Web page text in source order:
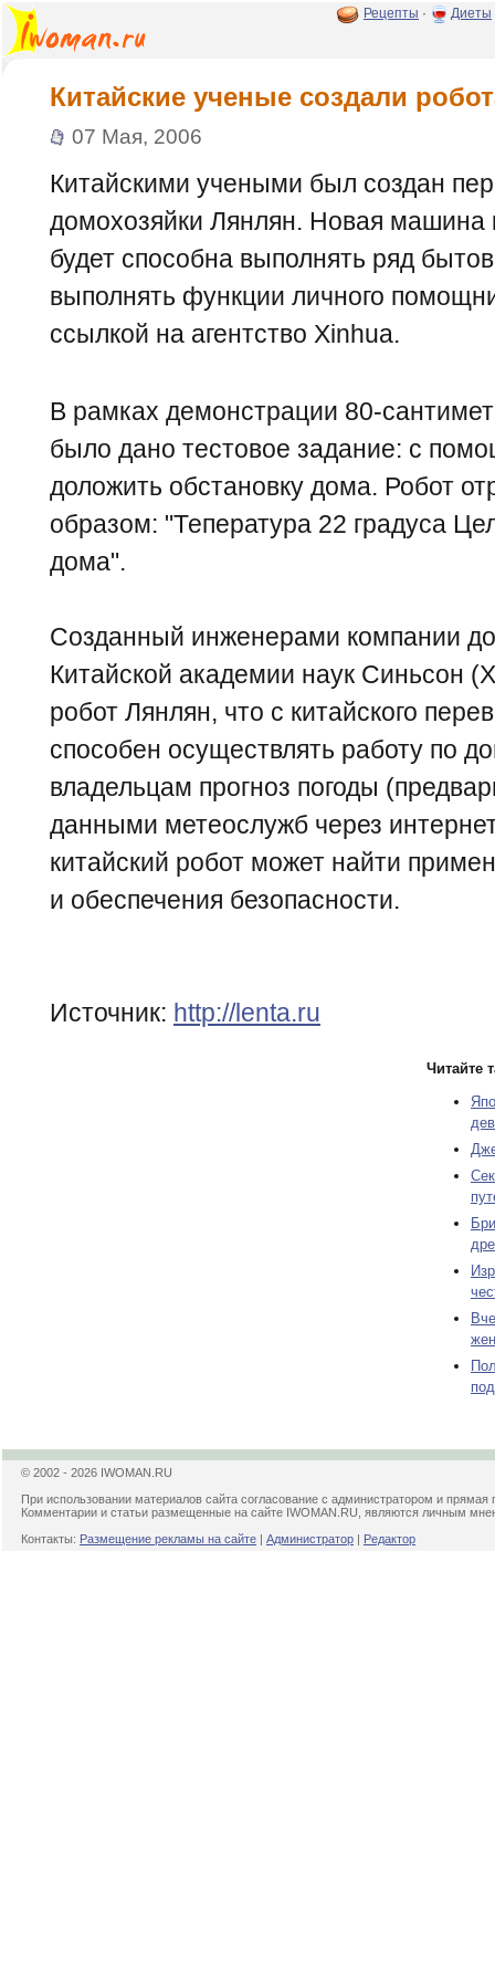
Рецепты · Диеты
Китайские ученые создали
07 Мая, 2006
Китайскими учеными был создан
домохозяйки Лянлян. Новая машина
будет способна выполнять ряд
выполнять функции личного
ссылкой на агентство Xinhua.
В рамках демонстрации 80-
было дано тестовое задание: с
доложить обстановку дома. Робот
образом: "Тепература 22 градуса
дома".
Созданный инженерами компании
Китайской академии наук Синьсон
робот Лянлян, что с китайского
способен осуществлять работу по
владельцам прогноз погоды
данными метеослужб через
китайский робот может найти
и обеспечения безопасности.
Источник: http://lenta.ru
Читайте
© 2002 - 2026 IWOMAN.RU
При использовании материалов сайта согласование с администратором и прямая
Комментарии и статьи размещенные на сайте IWOMAN.RU, являются личным
Контакты: Размещение рекламы на сайте | Администратор | Редактор